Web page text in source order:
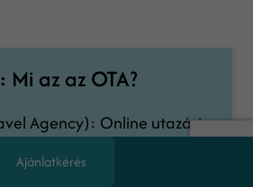
az az OTA?
Agency): Online utazási
a Booking.com, az Expedia
Ajánlatkérés